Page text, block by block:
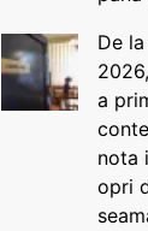
De
a
nota
opri